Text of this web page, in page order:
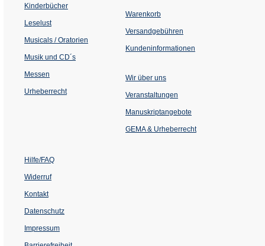
Kinderbücher
Leselust
Musicals / Oratorien
Musik und CD´s
Messen
Urheberrecht
Warenkorb
Versandgebühren
Kundeninformationen
Wir über uns
Veranstaltungen
einem
Tab)
Manuskriptangebote
GEMA & Urheberrecht
Hilfe/FAQ
Widerruf
Kontakt
Datenschutz
Impressum